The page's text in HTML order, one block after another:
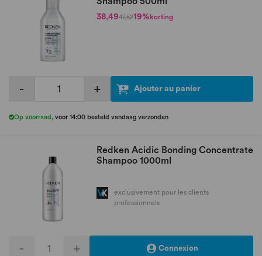
38,4947,5219% korting
- + Ajouter au panier
Op voorraad , voor 14:00 besteld vandaag verzonden
Redken Acidic Bonding Concentrate
Shampoo 1000ml
exclusivement pour les clients
professionnels
- + Connexion